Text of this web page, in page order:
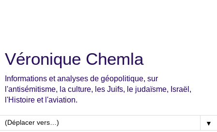
Véronique Chemla
Informations et analyses de géopolitique, sur
l'antisémitisme, la culture, les Juifs, le judaïsme, Israël,
l'Histoire et l'aviation.
▼